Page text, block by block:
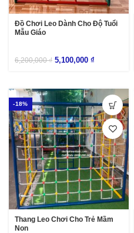
Đồ Chơi Leo Dành Cho Độ Tuổi
Mẫu Giáo
6,200,000₫ 5,100,000 ₫
-18%
Thang Leo Chơi Cho Trẻ Mầm
Non